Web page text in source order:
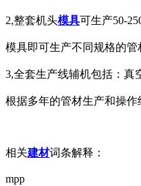
2,整套机头模具可生产50-
模具即可生产不同规格的管
3,全套生产线辅机包括：真
根据多年的管材生产和操作
相关建材词条解释：
mpp